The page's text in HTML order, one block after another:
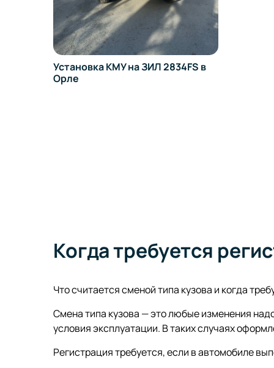
Установка КМУ на ЗИЛ 2834FS в
Орле
Когда требуется
Что считается сменой типа кузова и когда
Смена типа кузова — это любые изменения
условия эксплуатации. В таких случаях
Регистрация требуется, если в автомобиле